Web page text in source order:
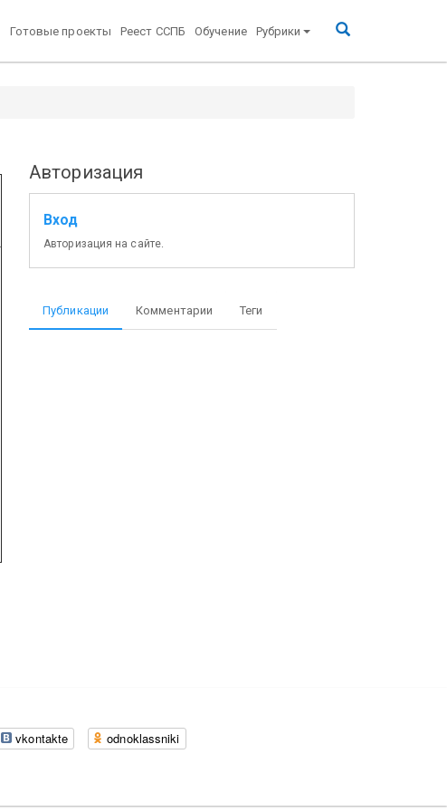
Готовые проекты Реест ССПБ Обучение Рубрики
Авторизация
Вход
Авторизация на сайте.
Публикации Комментарии Теги
vkontakte odnoklassniki